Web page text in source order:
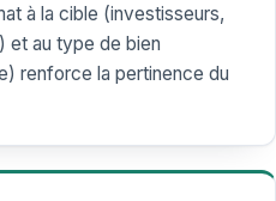
à la cible (investisseurs,
et au type de bien
renforce la pertinence du